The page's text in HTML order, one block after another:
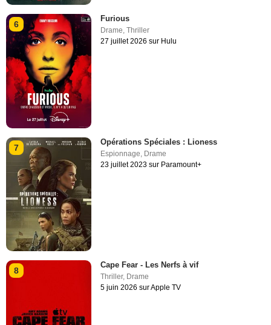
6
Furious
Drame,Thriller
27 juillet 2026 sur Hulu
7
Opérations Spéciales : Lioness
Espionnage Drame
23 juillet 2023 sur Paramount+
8
Cape Fear - Les Nerfs à vif
Thriller, Drame
5 juin 2026 sur Apple TV